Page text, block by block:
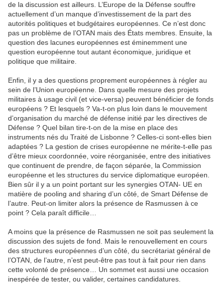
de la discussion est ailleurs. L’Europe de la Défense souffre
actuellement d’un manque d’investissement de la part des
autorités politiques et budgétaires européennes. Ce n’est donc
pas un problème de l’OTAN mais des États membres. Ensuite, la
question des lacunes européennes est éminemment une
question européenne tout autant économique, juridique et
politique que militaire.
Enfin, il y a des questions proprement européennes à régler au
sein de l’Union européenne. Dans quelle mesure des projets
militaires à usage civil (et vice-versa) peuvent bénéficier de fonds
européens ? Et lesquels ? Va-t-on plus loin dans le mouvement
d’organisation du marché de défense initié par les directives de
Défense ? Quel bilan tire-t-on de la mise en place des
instruments nés du Traité de Lisbonne ? Celles-ci sont-elles bien
adaptées ? La gestion de crises européenne ne mérite-t-elle pas
d’être mieux coordonnée, voire réorganisée, entre des initiatives
que continuent de prendre, de façon séparée, la Commission
européenne et les structures du service diplomatique européen.
Bien sûr il y a un point portant sur les synergies OTAN- UE en
matière de pooling and sharing d’un côté, de Smart Défense de
l’autre. Peut-on limiter alors la présence de Rasmussen à ce
point ? Cela paraît difficile…
A moins que la présence de Rasmussen ne soit pas seulement la
discussion des sujets de fond. Mais le renouvellement en cours
des structures européennes d’un côté, du secrétariat général de
l’OTAN, de l’autre, n’est peut-être pas tout à fait pour rien dans
cette volonté de présence… Un sommet est aussi une occasion
inespérée de tester, ou valider, certaines candidatures.